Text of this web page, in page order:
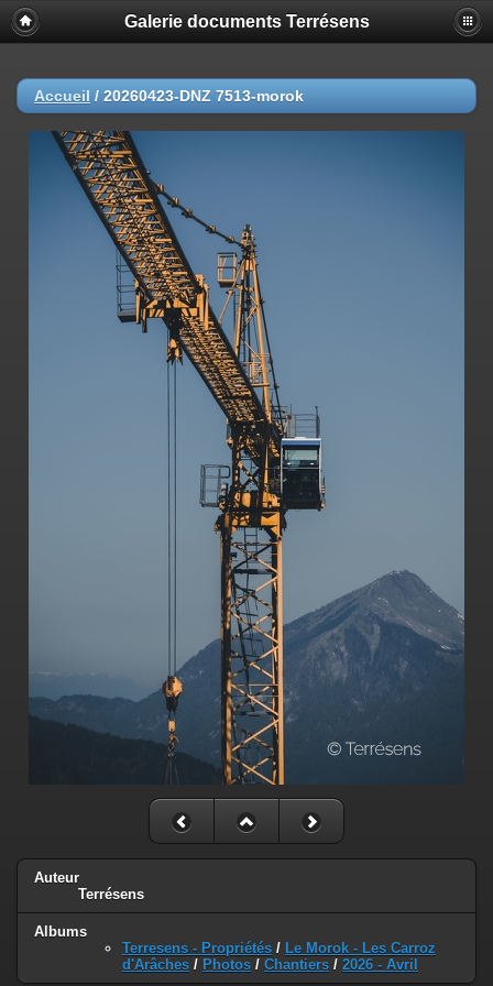
Galerie documents Terrésens
Accueil / 20260423-DNZ 7513-morok
Auteur
Terrésens
Albums
Terresens - Propriétés / Le Morok - Les Carroz
d'Arâches / Photos / Chantiers / 2026 - Avril